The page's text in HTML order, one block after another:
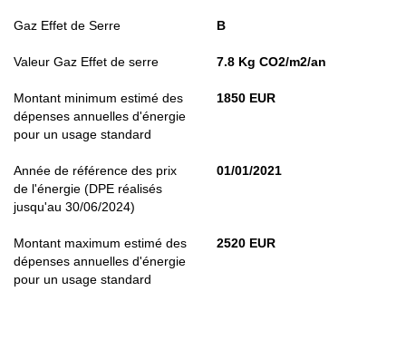
Gaz Effet de Serre B
Valeur Gaz Effet de serre 7.8 Kg CO2/m2/an
Montant minimum estimé des
dépenses annuelles d'énergie
pour un usage standard
1850 EUR
Année de référence des prix
de l'énergie (DPE réalisés
jusqu'au 30/06/2024)
01/01/2021
Montant maximum estimé des
dépenses annuelles d'énergie
pour un usage standard
2520 EUR